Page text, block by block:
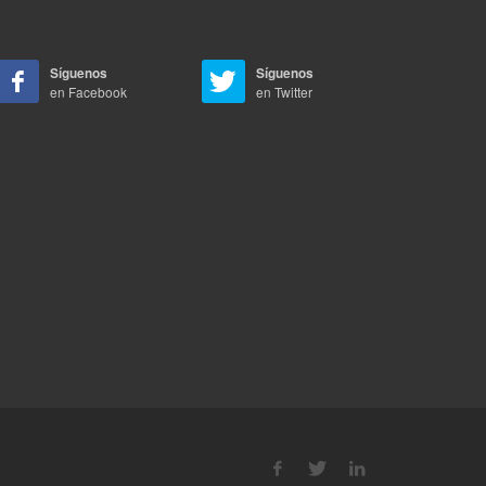
Síguenos
en Facebook
Síguenos
en Twitter